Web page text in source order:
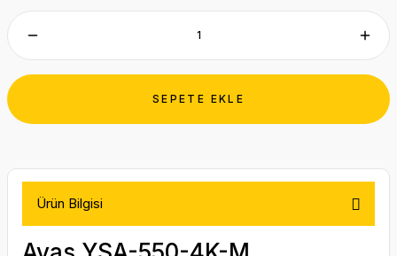
SEPETE EKLE
Ürün Bilgisi